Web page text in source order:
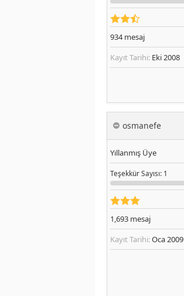
934mesaj
Kayıt Tarihi: Eki 2008
osmanefe
Yıllanmış Üye
TeşekkürSayısı: 1
1,693 mesaj
Kayıt Tarihi:Oca 2009